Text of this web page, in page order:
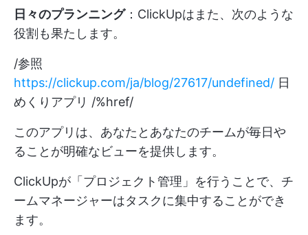
日々のプランニング：ClickUpはまた、次のような
役割も果たします。
/参照
https://clickup.com/ja/blog/27617/undefined/ 日
めくりアプリ /%href/
このアプリは、あなたとあなたのチームが毎日や
ることが明確なビューを提供します。
ClickUpが「プロジェクト管理」を行うことで、チ
ームマネージャーはタスクに集中することができ
ます。